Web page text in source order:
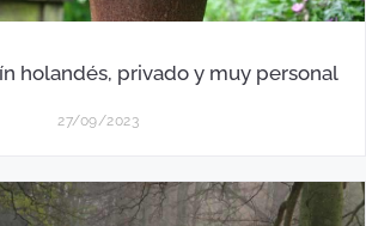
holandés, privado y muy personal
27/09/2023